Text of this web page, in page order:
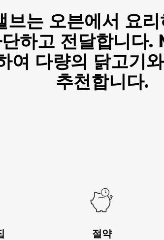
브는 오븐에서 요
단하고 전달합니
여 다량의 닭고기
추천합니다.
절약